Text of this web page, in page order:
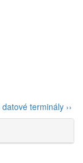
terminály ››